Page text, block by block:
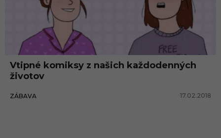
Vtipné komiksy z našich každodenných
životov
ZÁBAVA 17.02.2018